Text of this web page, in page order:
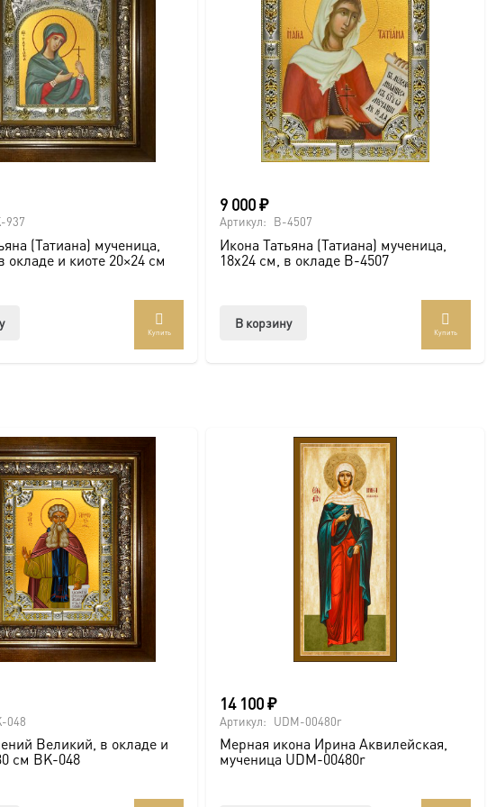
образов покровителей семьи).
Также можно заказать икону в окладе и киоте.
под заказ по вашим размерам.
937
(Татиана) мученица,
окладе и киоте 20×24 см
Купить
9 000₽
Артикул: B-4507
Икона Татьяна (Татиана) мученица,
18х24 см, в окладе B-4507
В корзину
Купить
048
Великий, в окладе и
см BK-048
14 100₽
Артикул: UDM-00480r
Мерная икона Ирина Аквилейская,
мученица UDM-00480r